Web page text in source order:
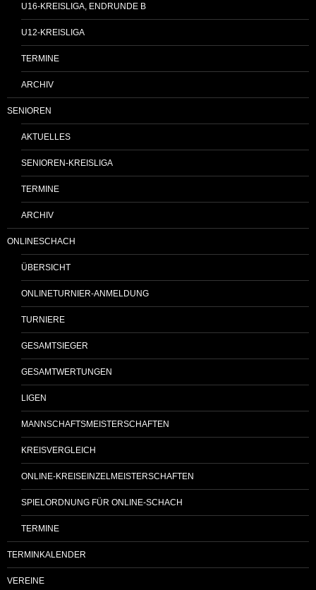
U16-KREISLIGA, ENDRUNDE B
U12-KREISLIGA
TERMINE
ARCHIV
SENIOREN
AKTUELLES
SENIOREN-KREISLIGA
TERMINE
ARCHIV
ONLINESCHACH
ÜBERSICHT
ONLINETURNIER-ANMELDUNG
TURNIERE
GESAMTSIEGER
GESAMTWERTUNGEN
LIGEN
MANNSCHAFTSMEISTERSCHAFTEN
KREISVERGLEICH
ONLINE-KREISEINZELMEISTERSCHAFTEN
SPIELORDNUNG FÜR ONLINE-SCHACH
TERMINE
TERMINKALENDER
VEREINE